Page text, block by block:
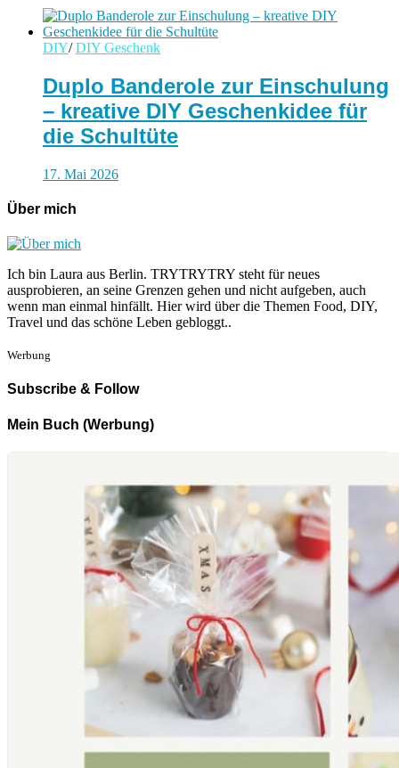
DIY/ DIY Geschenk
Duplo Banderole zur Einschulung
– kreative DIY Geschenkidee für
die Schultüte
17. Mai 2026
Über mich
Ich bin Laura aus Berlin. TRYTRYTRY steht für neues
ausprobieren, an seine Grenzen gehen und nicht aufgeben, auch
wenn man einmal hinfällt. Hier wird über die Themen Food, DIY,
Travel und das schöne Leben gebloggt..
Werbung
Subscribe & Follow
Mein Buch (Werbung)